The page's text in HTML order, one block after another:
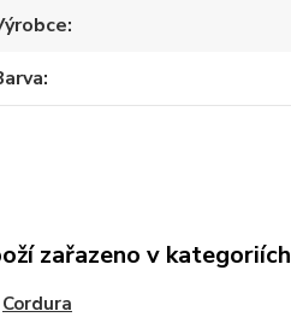
zařazeno v kategoriích
Cordura